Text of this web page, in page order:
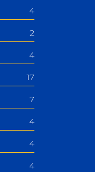
4
2
4
17
7
4
4
4